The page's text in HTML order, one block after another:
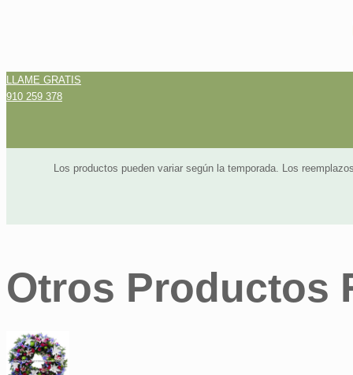
LLAME GRATIS
910 259 378
Los productos pueden variar según la temporada. Los
Otros Productos